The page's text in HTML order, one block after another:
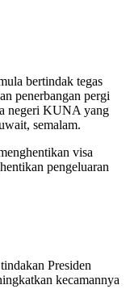
bertindak tegas
penerbangan pergi
negeri KUNA yang
semalam.
visa
pengeluaran
Presiden
kecamannya